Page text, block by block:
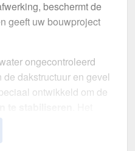
beschermt de
geeft uw bouwproject
ongecontroleerd
dakstructuur en gevel
ontwikkeld om de
weerstand en